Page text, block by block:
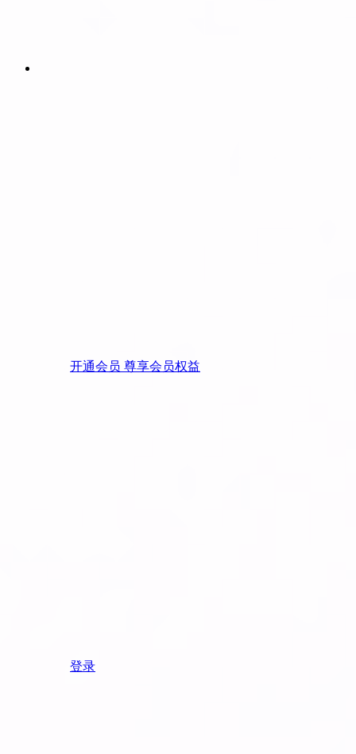
开通会员 尊享会员权益
登录